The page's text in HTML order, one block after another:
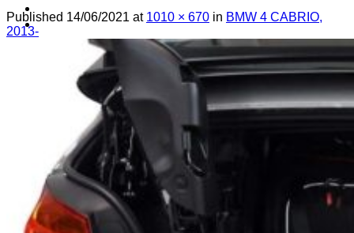
Produkty
Špičkový UEBLER
Autoriz. servis THULE/UEBLER
Predajne
Naši Uebler Partneri
Hľadať:
Published 14/06/2021 at 1010 × 670 in BMW 4 CABRIO,
2013-